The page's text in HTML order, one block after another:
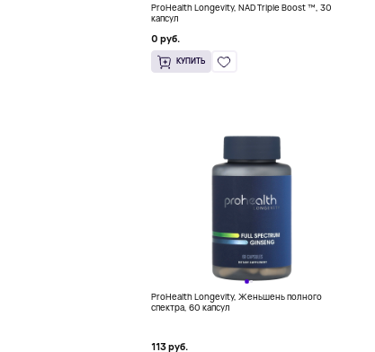
ProHealth Longevity, NAD Triple Boost ™, 30
капсул
0 руб.
КУПИТЬ
ProHealth Longevity, Женьшень полного
спектра, 60 капсул
113 руб.